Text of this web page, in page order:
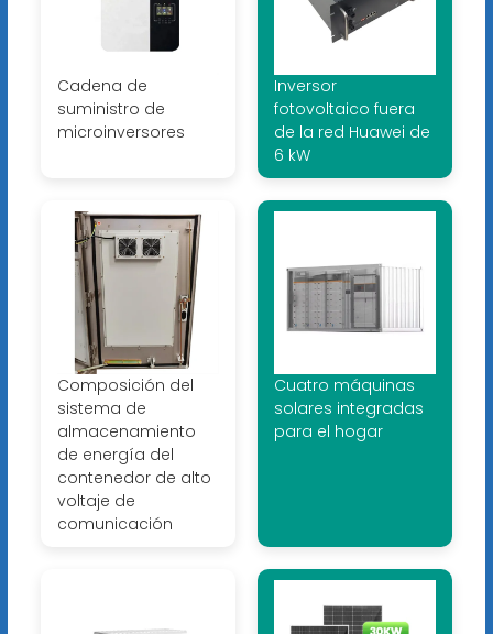
Cadena de
suministro de
microinversores
Inversor
fotovoltaico fuera
de la red Huawei de
6 kW
Composición del
sistema de
almacenamiento
de energía del
contenedor de alto
voltaje de
comunicación
Cuatro máquinas
solares integradas
para el hogar